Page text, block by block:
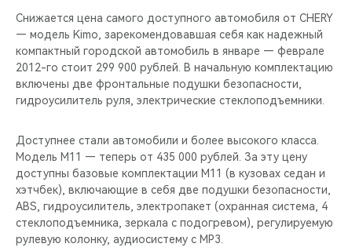
Снижается цена самого доступного автомобиля от CHERY
— модель Kimo, зарекомендовавшая себя как надежный
компактный городской автомобиль в январе — феврале
2012-го стоит 299 900 рублей. В начальную комплектацию
включены две фронтальные подушки безопасности,
гидроусилитель руля, электрические стеклоподъемники.
Доступнее стали автомобили и более высокого класса.
Модель M11 — теперь от 435 000 рублей. За эту цену
доступны базовые комплектации M11 (в кузовах седан и
хэтчбек), включающие в себя две подушки безопасности,
ABS, гидроусилитель, электропакет (охранная система, 4
стеклоподъемника, зеркала с подогревом), регулируемую
рулевую колонку, аудиосистему с МР3.